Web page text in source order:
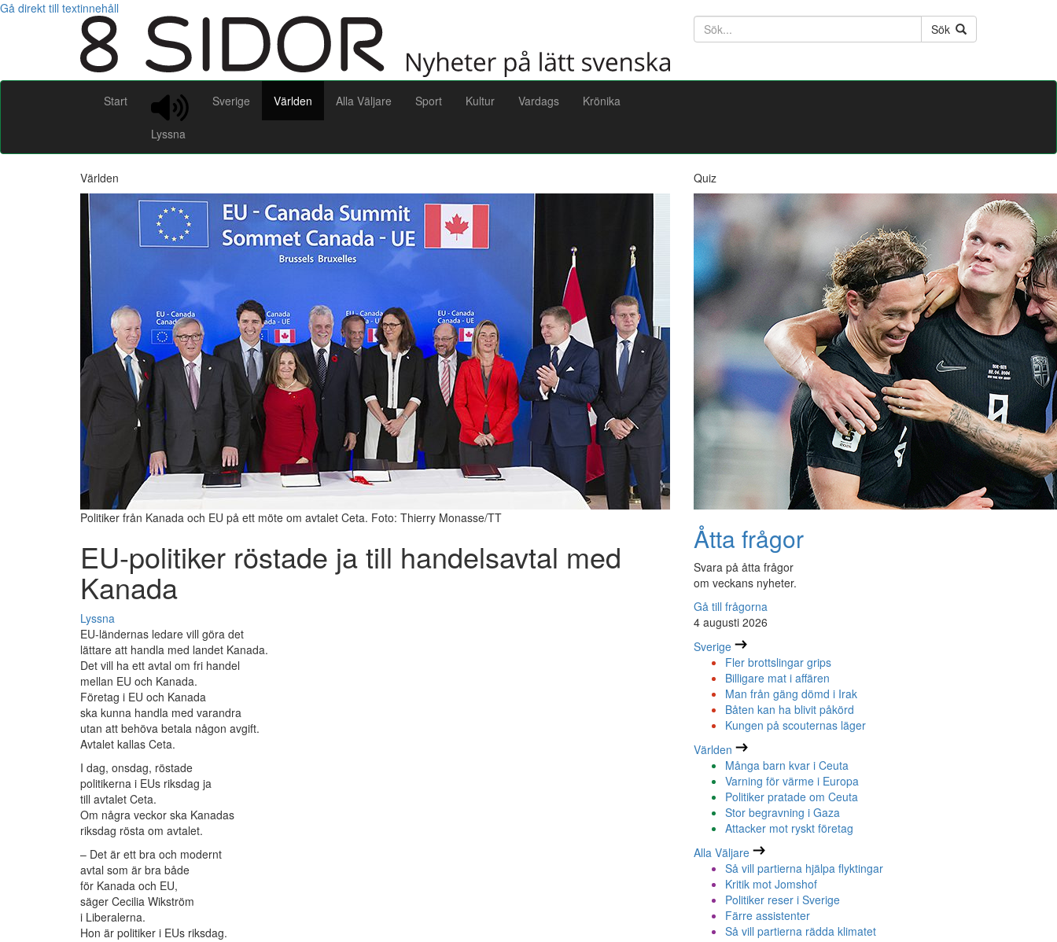
Gå direkt till textinnehåll
Söktext
Sök
Start
Lyssna
Sverige Världen Alla Väljare Sport Kultur Vardags Krönika
Världen
Politiker från Kanada och EU på ett möte om avtalet Ceta. Foto: Thierry Monasse/TT
EU-politiker röstade ja till handelsavtal med
Kanada
Lyssna
EU-ländernas ledare vill göra det
lättare att handla med landet Kanada.
Det vill ha ett avtal om fri handel
mellan EU och Kanada.
Företag i EU och Kanada
ska kunna handla med varandra
utan att behöva betala någon avgift.
Avtalet kallas Ceta.
I dag, onsdag, röstade
politikerna i EUs riksdag ja
till avtalet Ceta.
Om några veckor ska Kanadas
riksdag rösta om avtalet.
– Det är ett bra och modernt
avtal som är bra både
för Kanada och EU,
säger Cecilia Wikström
i Liberalerna.
Hon är politiker i EUs riksdag.
Quiz
Åtta frågor
Svara på åtta frågor
om veckans nyheter.
Gå till frågorna
4 augusti 2026
Sverige
Fler brottslingar grips
Billigare mat i affären
Man från gäng dömd i Irak
Båten kan ha blivit påkörd
Kungen på scouternas läger
Världen
Många barn kvar i Ceuta
Varning för värme i Europa
Politiker pratade om Ceuta
Stor begravning i Gaza
Attacker mot ryskt företag
Alla Väljare
Så vill partierna hjälpa flyktingar
Kritik mot Jomshof
Politiker reser i Sverige
Färre assistenter
Så vill partierna rädda klimatet